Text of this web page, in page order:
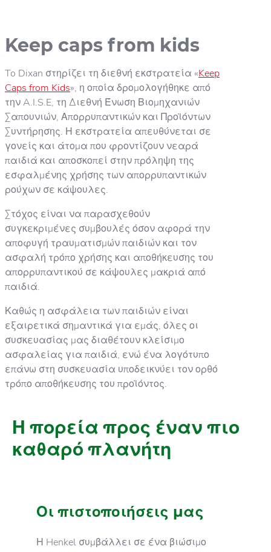
Keep caps from kids
To Dixan στηρίζει τη διεθνή εκστρατεία «Keep
Caps from Kids», η οποία δρομολογήθηκε από
την A.I.S.E, τη Διεθνή Ένωση Βιομηχανιών
Σαπουνιών, Απορρυπαντικών και Προϊόντων
Συντήρησης. Η εκστρατεία απευθύνεται σε
γονείς και άτομα που φροντίζουν νεαρά
παιδιά και αποσκοπεί στην πρόληψη της
εσφαλμένης χρήσης των απορρυπαντικών
ρούχων σε κάψουλες.
Στόχος είναι να παρασχεθούν
συγκεκριμένες συμβουλές όσον αφορά την
αποφυγή τραυματισμών παιδιών και τον
ασφαλή τρόπο χρήσης και αποθήκευσης του
απορρυπαντικού σε κάψουλες μακριά από
παιδιά.
Καθώς η ασφάλεια των παιδιών είναι
εξαιρετικά σημαντικά για εμάς, όλες οι
συσκευασίας μας διαθέτουν κλείσιμο
ασφαλείας για παιδιά, ενώ ένα λογότυπο
επάνω στη συσκευασία υποδεικνύει τον ορθό
τρόπο αποθήκευσης του προϊόντος.
Η πορεία προς έναν πιο
καθαρό πλανήτη
Οι πιστοποιήσεις μας
Η Henkel συμβάλλει σε ένα βιώσιμο